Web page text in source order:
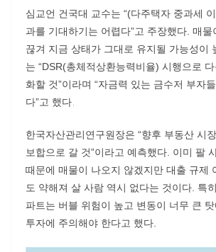
심교언 건국대 교수는 “(다주택자 중과세
과를 기대하기는 어렵다”고 주장했다. 매
끊겨 지금 상태가 그대로 유지될 가능성이
는 “DSR(총체적상환능력비율) 시행으로
화할 것”이라며 “자금력 있는 금수저 부자
다”고 했다
한국자산관리연구원장은 “향후 부동산 시
보합으로 갈 것”이라고 예측했다. 이미 팔
때문에 매물이 나오지 않겠지만 대출 규제
도 약해져 살 사람 역시 없다는 것이다. 특
파트는 버블 위험이 높고 변동이 너무 큰
투자에 주의해야 한다고 했다.